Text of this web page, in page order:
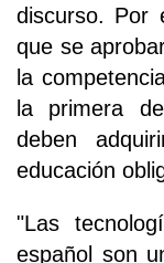
discurso. Por
que se
la
la primera
deben
educación
"Las
español son